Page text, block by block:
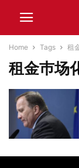
Home Tags 租
租金巿场